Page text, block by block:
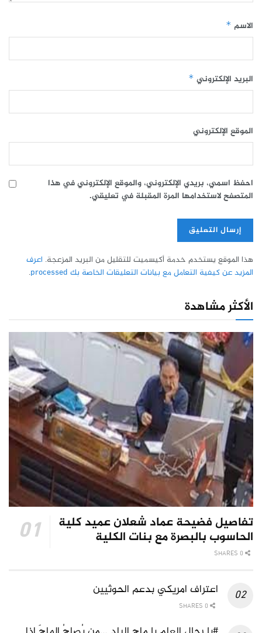
الاسم *
البريد الإلكتروني *
الموقع الإلكتروني
احفظ اسمي، بريدي الإلكتروني، والموقع الإلكتروني في هذا
المتصفح لاستخدامها المرة المقبلة في تعليقي.
هذا الموقع يستخدم خدمة أكيسميت للتقليل من البريد المزعجة. اعرف
المزيد عن كيفية التعامل مع بيانات التعليقات الخاصة بك processed
.
الأكثر مشاهدة
تفاصيل فضيحة عماد شعلان عميد كلية
الحاسوب بالبصرة مع بنات الكلية
اعتراف امريكي بدعم الحوثيين